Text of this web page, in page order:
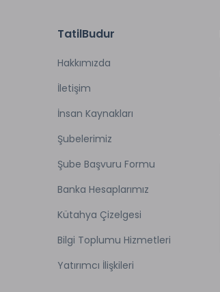
TatilBudur
Hakkımızda
İletişim
İnsan Kaynakları
Şubelerimiz
Şube Başvuru Formu
Banka Hesaplarımız
Kütahya Çizelgesi
Bilgi Toplumu Hizmetleri
Yatırımcı İlişkileri